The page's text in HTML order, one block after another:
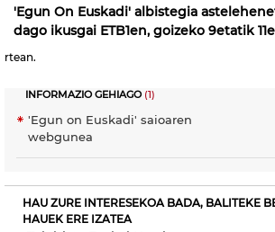
'Egun On Euskadi' albistegia
dago ikusgai ETB1en, goizeko 9etatik
rtean.
INFORMAZIO GEHIAGO(1)
'Egun on Euskadi' saioaren
webgunea
HAU ZURE INTERESEKOA BADA, BALITEKE
HAUEK ERE IZATEA